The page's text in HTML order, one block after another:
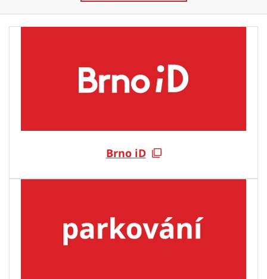
Brno iD